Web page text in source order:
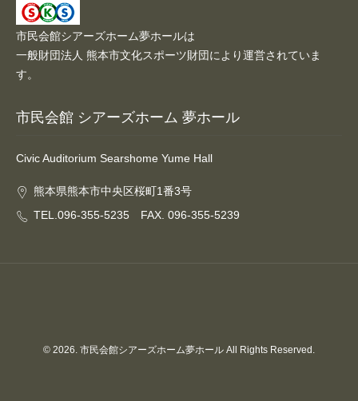
市民会館シアーズホーム夢ホールは
一般財団法人 熊本市文化スポーツ財団により運営されていま
す。
市民会館 シアーズホーム 夢ホール
Civic Auditorium Searshome Yume Hall
熊本県熊本市中央区桜町1番3号
TEL.096-355-5235 FAX. 096-355-5239
© 2026. 市民会館シアーズホーム夢ホール All Rights Reserved.